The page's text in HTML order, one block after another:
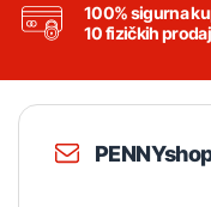
100% sigurna
10 fizičkih